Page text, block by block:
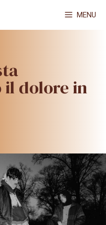
MENU
dolore in